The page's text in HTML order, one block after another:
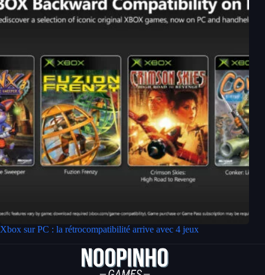
Xbox sur PC : la rétrocompatibilité arrive avec 4 jeux